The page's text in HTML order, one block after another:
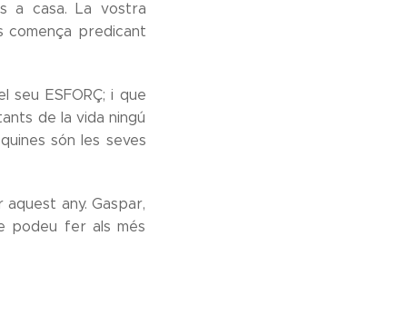
a casa. La vostra
comença predicant
ESFORÇ; i que
de la vida ningú
són les seves
any. Gaspar,
podeu fer als més